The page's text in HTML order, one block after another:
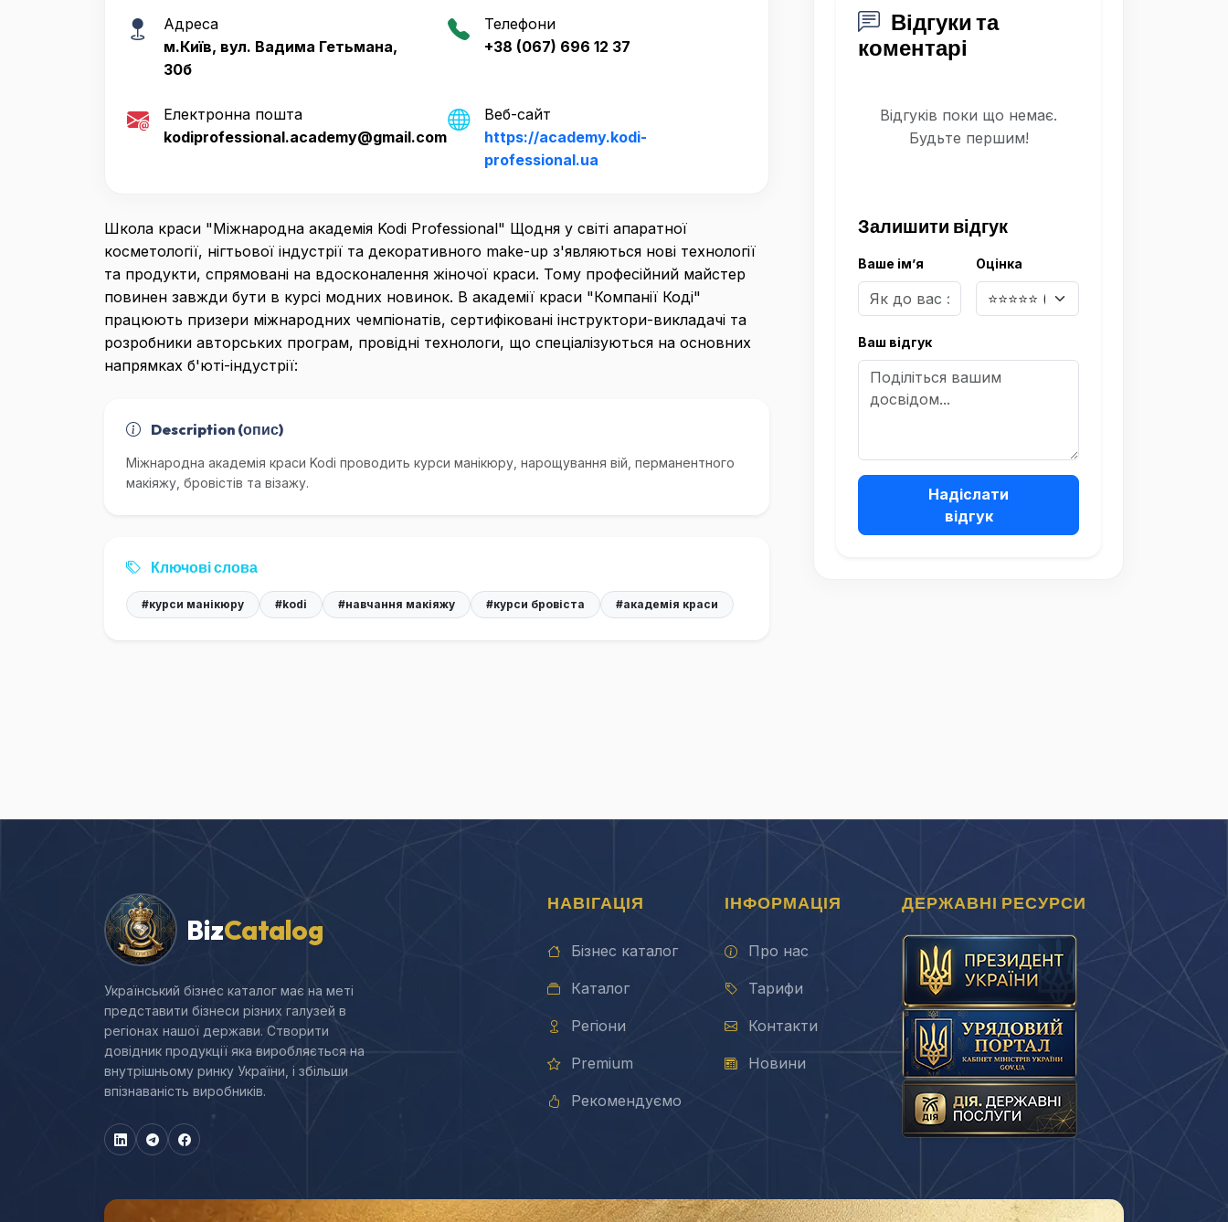
Адреса
м.Київ, вул. Вадима Гетьмана,
30б
Телефони
+38 (067) 696 12 37
Електронна пошта
kodiprofessional.academy@gmail.com
Веб-сайт
https://academy.kodi-
professional.ua
Школа краси "Міжнародна академія Kodi Professional" Щодня у світі апаратної
косметології, нігтьової індустрії та декоративного make-up з'являються нові технології
та продукти, спрямовані на вдосконалення жіночої краси. Тому професійний майстер
повинен завжди бути в курсі модних новинок. В академії краси "Компанії Коді"
працюють призери міжнародних чемпіонатів, сертифіковані інструктори-викладачі та
розробники авторських програм, провідні технологи, що спеціалізуються на основних
напрямках б'юті-індустрії:
Description (опис)
Міжнародна академія краси Kodi проводить курси манікюру, нарощування вій, перманентного
макіяжу, бровістів та візажу.
Ключові слова
#курси манікюру #kodi #навчання макіяжу #курси бровіста #академія краси
Відгуки та
коментарі
Відгуків поки що немає.
Будьте першим!
Залишити відгук
Ваше ім’я Оцінка
Ваш відгук
Надіслати
відгук
BizCatalog
Український бізнес каталог має на меті
представити бізнеси різних галузей в
регіонах нашої держави. Створити
довідник продукції яка виробляється на
внутрішньому ринку України, і збільши
впізнаваність виробників.
НАВІГАЦІЯ
Бізнес каталог
Каталог
Регіони
Premium
Рекомендуємо
ІНФОРМАЦІЯ
Про нас
Тарифи
Контакти
Новини
ДЕРЖАВНІ РЕСУРСИ